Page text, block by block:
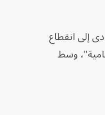
أدى إلى انقطاع
وسط